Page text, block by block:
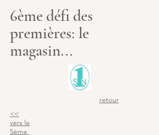
6ème défi des
premières: le
magasin...
retour
<<
vers le
5ème